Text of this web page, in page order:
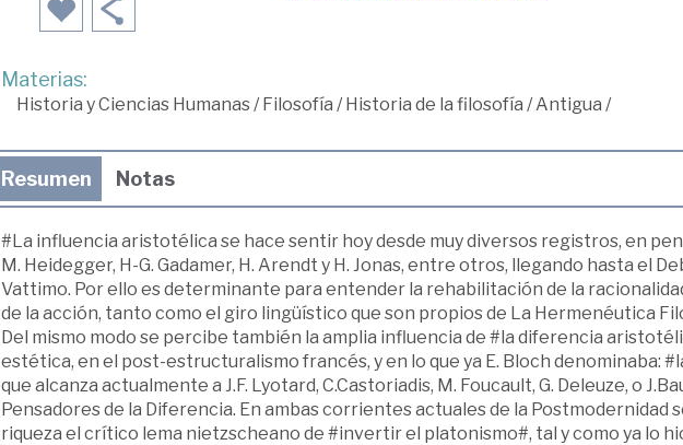
Materias:
Historia y Ciencias Humanas/Filosofía /Historia de la filosofía /Antigua /
Resumen Notas
#La influencia aristotélica se hace sentir hoy desde muy diversos registros, en
M. Heidegger, H-G. Gadamer, H. Arendt y H. Jonas, entre otros, llegando hasta el
Vattimo. Por ello es determinante para entender la rehabilitación de la
de la acción, tanto como el giro lingüístico que son propios de La Hermenéutica
Del mismo modo se percibe también la amplia influencia de #la diferencia
estética, en el post-estructuralismo francés, y en lo que ya E. Bloch denominaba:
que alcanza actualmente a J.F. Lyotard, C.Castoriadis, M. Foucault, G. Deleuze, o
Pensadores de la Diferencia. En ambas corrientes actuales de la Postmodernidad
riqueza el crítico lema nietzscheano de #invertir el platonismo#, tal y como ya lo